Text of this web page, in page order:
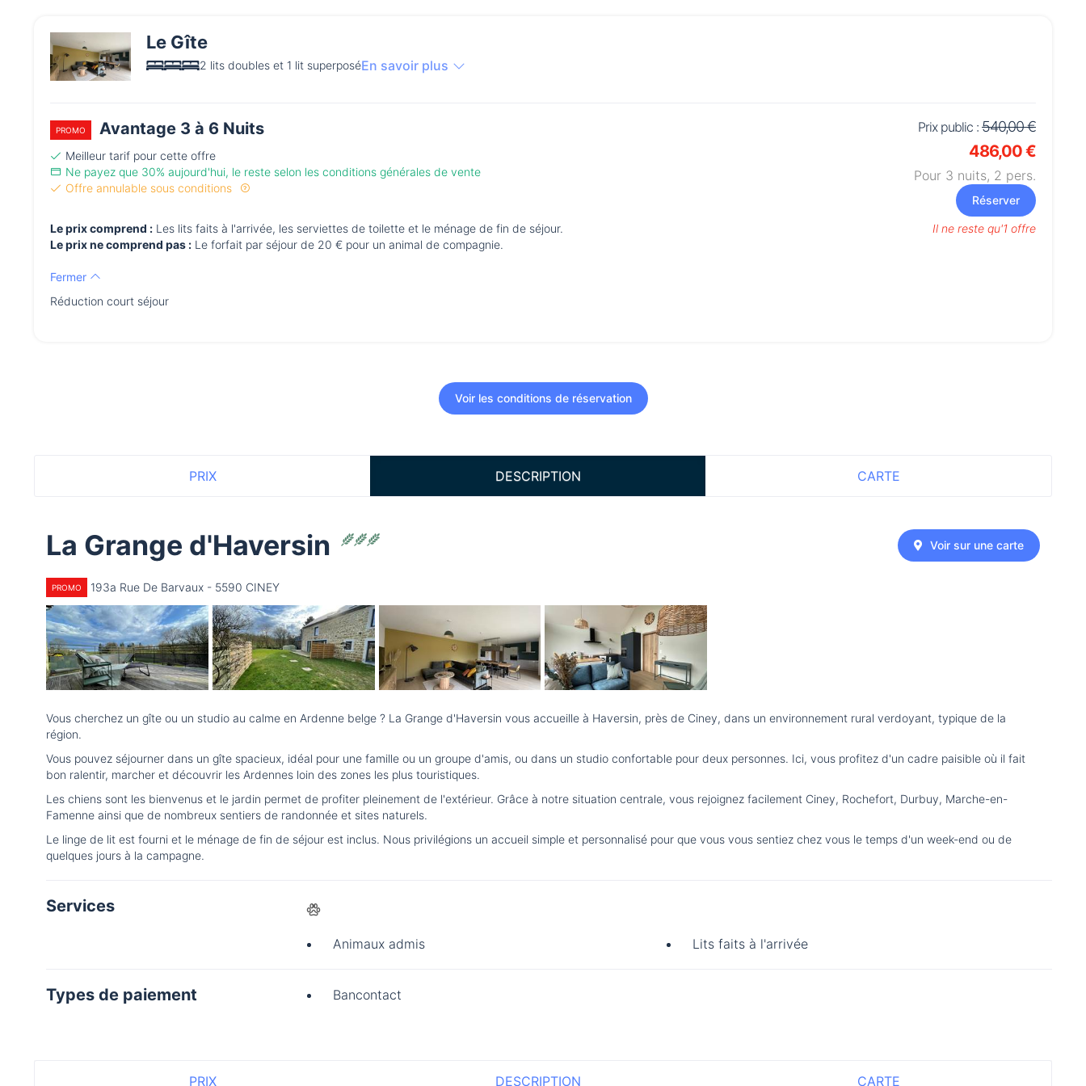
Le Gîte
2 lits doubles et 1 lit superposéEn savoir plus
PROMO Avantage 3 à 6 Nuits
Meilleur tarif pour cette offre
Ne payez que 30% aujourd'hui, le reste selon les conditions générales de vente
Offre annulable sous conditions
Le prix comprend : Les lits faits à l'arrivée, les serviettes de toilette et le ménage de fin de séjour.
Le prix ne comprend pas : Le forfait par séjour de 20 € pour un animal de compagnie.
Prix public : 540,00 €
486,00 €
Pour 3 nuits, 2 pers.
Réserver
Il ne reste qu'1 offre
Fermer
Réduction court séjour
Voir les conditions de réservation
PRIX DESCRIPTION CARTE
La Grange d'Haversin
PROMO 193a Rue De Barvaux - 5590 CINEY
Voir sur une carte
Vous cherchez un gîte ou un studio au calme en Ardenne belge ? La Grange d'Haversin vous accueille à Haversin, près de Ciney, dans un environnement rural verdoyant, typique de la
région.
Vous pouvez séjourner dans un gîte spacieux, idéal pour une famille ou un groupe d'amis, ou dans un studio confortable pour deux personnes. Ici, vous profitez d'un cadre paisible où il fait
bon ralentir, marcher et découvrir les Ardennes loin des zones les plus touristiques.
Les chiens sont les bienvenus et le jardin permet de profiter pleinement de l'extérieur. Grâce à notre situation centrale, vous rejoignez facilement Ciney, Rochefort, Durbuy, Marche-en-
Famenne ainsi que de nombreux sentiers de randonnée et sites naturels.
Le linge de lit est fourni et le ménage de fin de séjour est inclus. Nous privilégions un accueil simple et personnalisé pour que vous vous sentiez chez vous le temps d'un week-end ou de
quelques jours à la campagne.
Services
Animaux admis Lits faits à l'arrivée
Types de paiement Bancontact
PRIX DESCRIPTION CARTE